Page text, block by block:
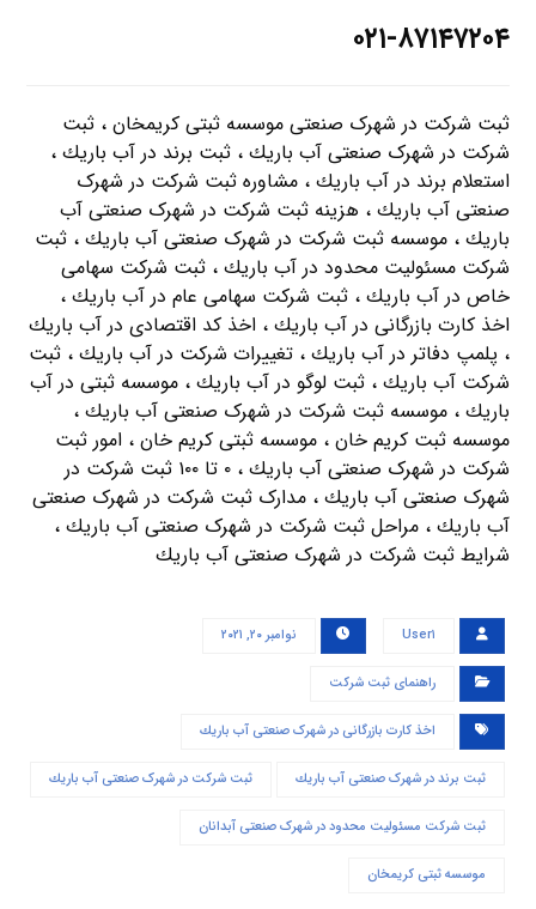
۰۲۱-۸۷۱۴۷۲۰۴
ثبت شرکت در شهرک صنعتی موسسه ثبتی کریمخان ، ثبت
شرکت در شهرک صنعتی آب باريك ، ثبت برند در آب باريك ،
استعلام برند در آب باريك ، مشاوره ثبت شرکت در شهرک
صنعتی آب باريك ، هزینه ثبت شرکت در شهرک صنعتی آب
باريك ، موسسه ثبت شرکت در شهرک صنعتی آب باريك ، ثبت
شرکت مسئولیت محدود در آب باريك ، ثبت شرکت سهامی
خاص در آب باريك ، ثبت شرکت سهامی عام در آب باريك ،
اخذ کارت بازرگانی در آب باريك ، اخذ کد اقتصادی در آب باريك
، پلمپ دفاتر در آب باريك ، تغییرات شرکت در آب باريك ، ثبت
شرکت آب باريك ، ثبت لوگو در آب باريك ، موسسه ثبتی در آب
باريك ، موسسه ثبت شرکت در شهرک صنعتی آب باريك ،
موسسه ثبت کریم خان ، موسسه ثبتی کریم خان ، امور ثبت
شرکت در شهرک صنعتی آب باريك ، ۰ تا ۱۰۰ ثبت شرکت در
شهرک صنعتی آب باريك ، مدارک ثبت شرکت در شهرک صنعتی
آب باريك ، مراحل ثبت شرکت در شهرک صنعتی آب باريك ،
شرایط ثبت شرکت در شهرک صنعتی آب باريك
User۱ نوامبر ۲۰, ۲۰۲۱
راهنمای ثبت شرکت
اخذ کارت بازرگانی در شهرک صنعتی آب باريك
ثبت برند در شهرک صنعتی آب باريك ثبت شرکت در شهرک صنعتی آب باريك
ثبت شرکت مسئولیت محدود در شهرک صنعتی آبدانان
موسسه ثبتی کریمخان